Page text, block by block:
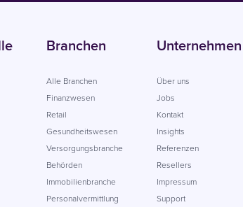
Branchen
Alle Branchen
Finanzwesen
Retail
Gesundheitswesen
Versorgungsbranche
Behörden
Immobilienbranche
Personalvermittlung
Unternehmen
Über uns
Jobs
Kontakt
Insights
Referenzen
Resellers
Impressum
Support